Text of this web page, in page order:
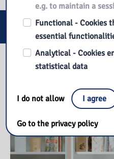
E-services
Our library
e.g. to maintain a
Functional - Cookies
essential
Analytical - Cookies
statistical data
I do not allow I agree
Go to the privacy policy